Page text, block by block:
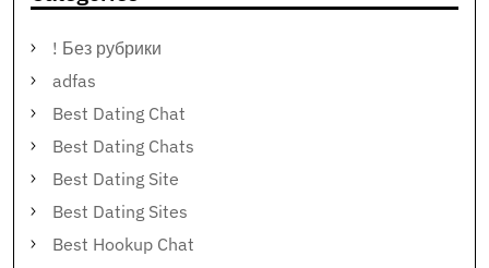
! Без рубрики
adfas
Best Dating Chat
Best Dating Chats
Best Dating Site
Best Dating Sites
Best Hookup Chat